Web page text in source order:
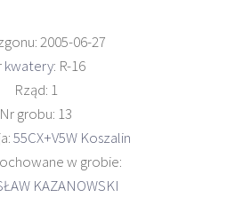
2005-06-27
kwatery: R-16
Rząd: 1
Nr grobu: 13
55CX+V5W Koszalin
w grobie:
KAZANOWSKI